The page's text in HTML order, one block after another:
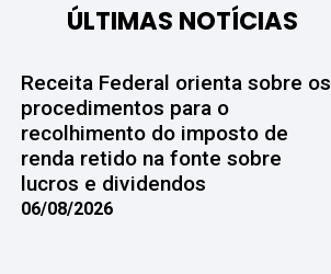
ÚLTIMAS NOTÍCIAS
Receita Federal orienta sobre os
procedimentos para o
recolhimento do imposto de
renda retido na fonte sobre
lucros e dividendos
06/08/2026